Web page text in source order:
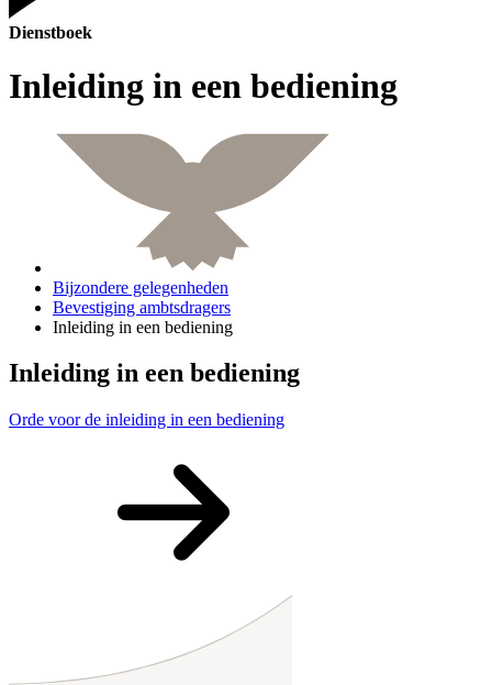
Dienstboek
Inleiding in een bediening
Bijzondere gelegenheden
Bevestiging ambtsdragers
Inleiding in een bediening
Inleiding in een bediening
Orde voor de inleiding in een bediening